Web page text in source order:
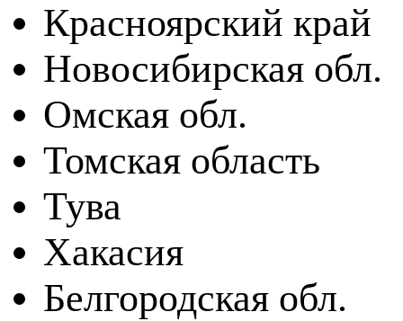
Красноярский край
Новосибирская обл.
Омская обл.
Томская область
Тува
Хакасия
Белгородская обл.